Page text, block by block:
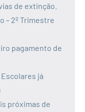
de extinção.
– 2º Trimestre
pagamento de
já
próximas de